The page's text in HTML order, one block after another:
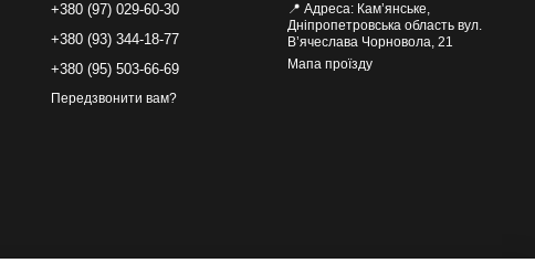
+380 (97) 029-60-30
+380 (93) 344-18-77
+380 (95) 503-66-69
Передзвонити вам?
📍 Адреса: Кам’янське,
Дніпропетровська область вул.
В’ячеслава Чорновола, 21
Мапа проїзду